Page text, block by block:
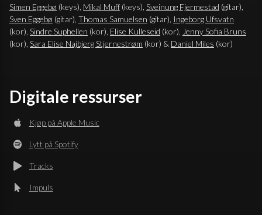
Simen Eggebø (keys), Mikal Muff (keys), Sveinung Fjermestad (gitar),
Sven Eggebø (gitar), Thomas Samuelsen (gitar), Ingeborg Ufsvatn
(kor), Sindre Suphellen (kor), Elise Kulleseid (kor), Jenny Sofia Bruns
(kor), Sara Elise Najbjerg Stjernestrøm (kor) & Daniel Miles (kor)
Digitale ressurser
Kjøp på Apple Music
Lytt på Spotify
Tracks
Impuls